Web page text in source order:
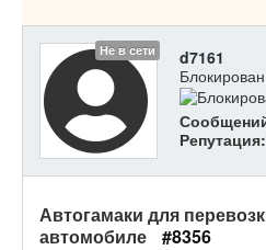
Не в сети
d7161
Блокирован
Репутация:
Автогамаки для
автомобиле
#8356